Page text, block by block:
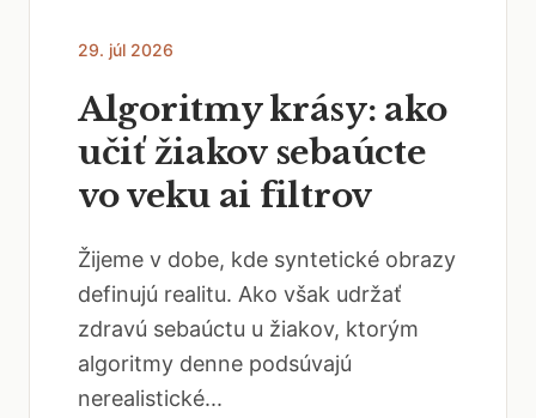
29. júl 2026
Algoritmy krásy: ako
učiť žiakov sebaúcte
vo veku ai filtrov
Žijeme v dobe, kde syntetické obrazy
definujú realitu. Ako však udržať
zdravú sebaúctu u žiakov, ktorým
algoritmy denne podsúvajú
nerealistické...